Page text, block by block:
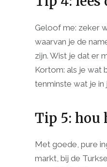
Geloof me: zeker
waarvan je de
zijn. Wist je dat er
Kortom: als je wat
tenminste wat je in
Tip 5: hou
Met goede, pure
markt, bij de